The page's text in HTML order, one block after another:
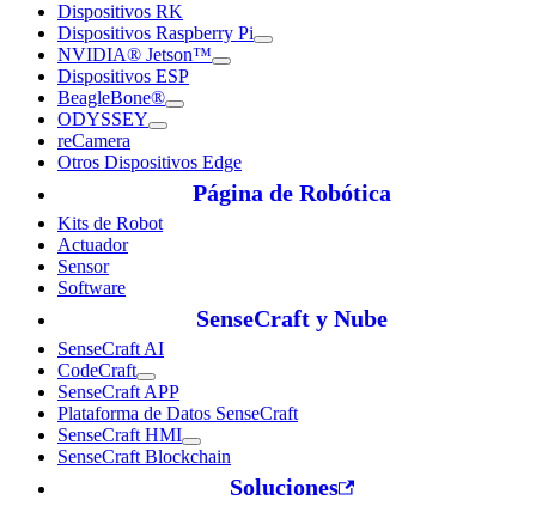
Dispositivos RK
Dispositivos Raspberry Pi
NVIDIA® Jetson™
Dispositivos ESP
BeagleBone®
ODYSSEY
reCamera
Otros Dispositivos Edge
Página de Robótica
Kits de Robot
Actuador
Sensor
Software
SenseCraft y Nube
SenseCraft AI
CodeCraft
SenseCraft APP
Plataforma de Datos SenseCraft
SenseCraft HMI
SenseCraft Blockchain
Soluciones